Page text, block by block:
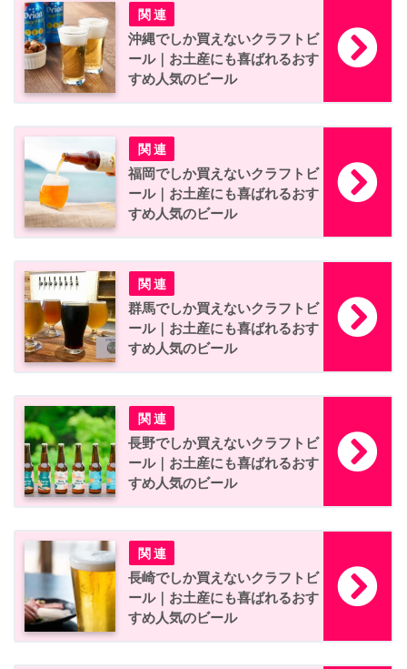
沖縄でしか買えないクラフトビ
ール｜お土産にも喜ばれるおす
すめ人気のビール
福岡でしか買えないクラフトビ
ール｜お土産にも喜ばれるおす
すめ人気のビール
群馬でしか買えないクラフトビ
ール｜お土産にも喜ばれるおす
すめ人気のビール
長野でしか買えないクラフトビ
ール｜お土産にも喜ばれるおす
すめ人気のビール
長崎でしか買えないクラフトビ
ール｜お土産にも喜ばれるおす
すめ人気のビール